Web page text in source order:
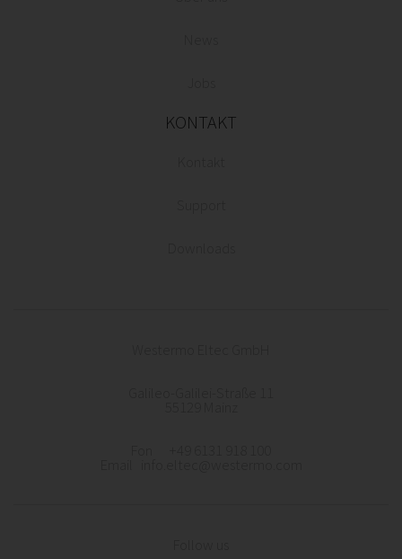
KONTAKT